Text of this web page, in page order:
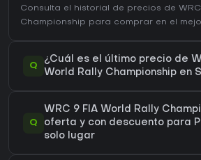
Consulta el
historial de precios de
Championship para comprar en el
Q
¿Cuál es el último precio de
World Rally Championship en
Q
WRC 9 FIA World Rally
oferta y con descuento para
solo lugar